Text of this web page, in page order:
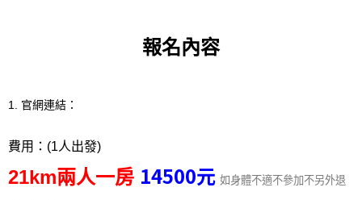
報名內容
1. 官網連結：
費用： (1人出發)
21km兩人一房 14500元 如身體不適不參加不另外退